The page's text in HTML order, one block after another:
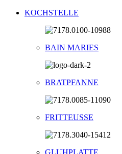
KOCHSTELLE
BAIN MARIES
BRATPFANNE
FRITTEUSSE
GLUHPLATTE